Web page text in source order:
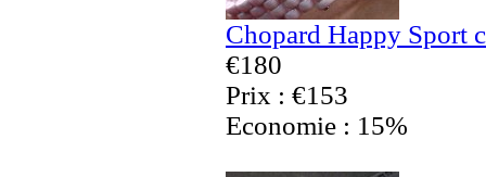
Chopard Happy Sport
€180
Prix : €153
Economie : 15%